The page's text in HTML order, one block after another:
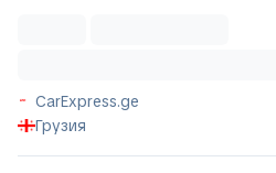
CarExpress.ge
Грузия